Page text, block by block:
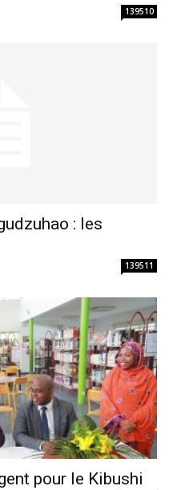
139510
: les
139511
pour le Kibushi